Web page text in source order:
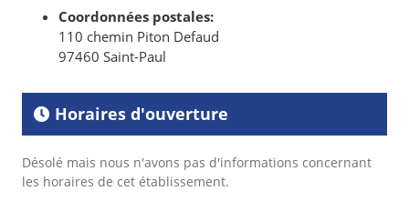
Coordonnées postales:
110 chemin Piton Defaud
97460 Saint-Paul
Horaires d'ouverture
Désolé mais nous n'avons pas d'informations concernant
les horaires de cet établissement.